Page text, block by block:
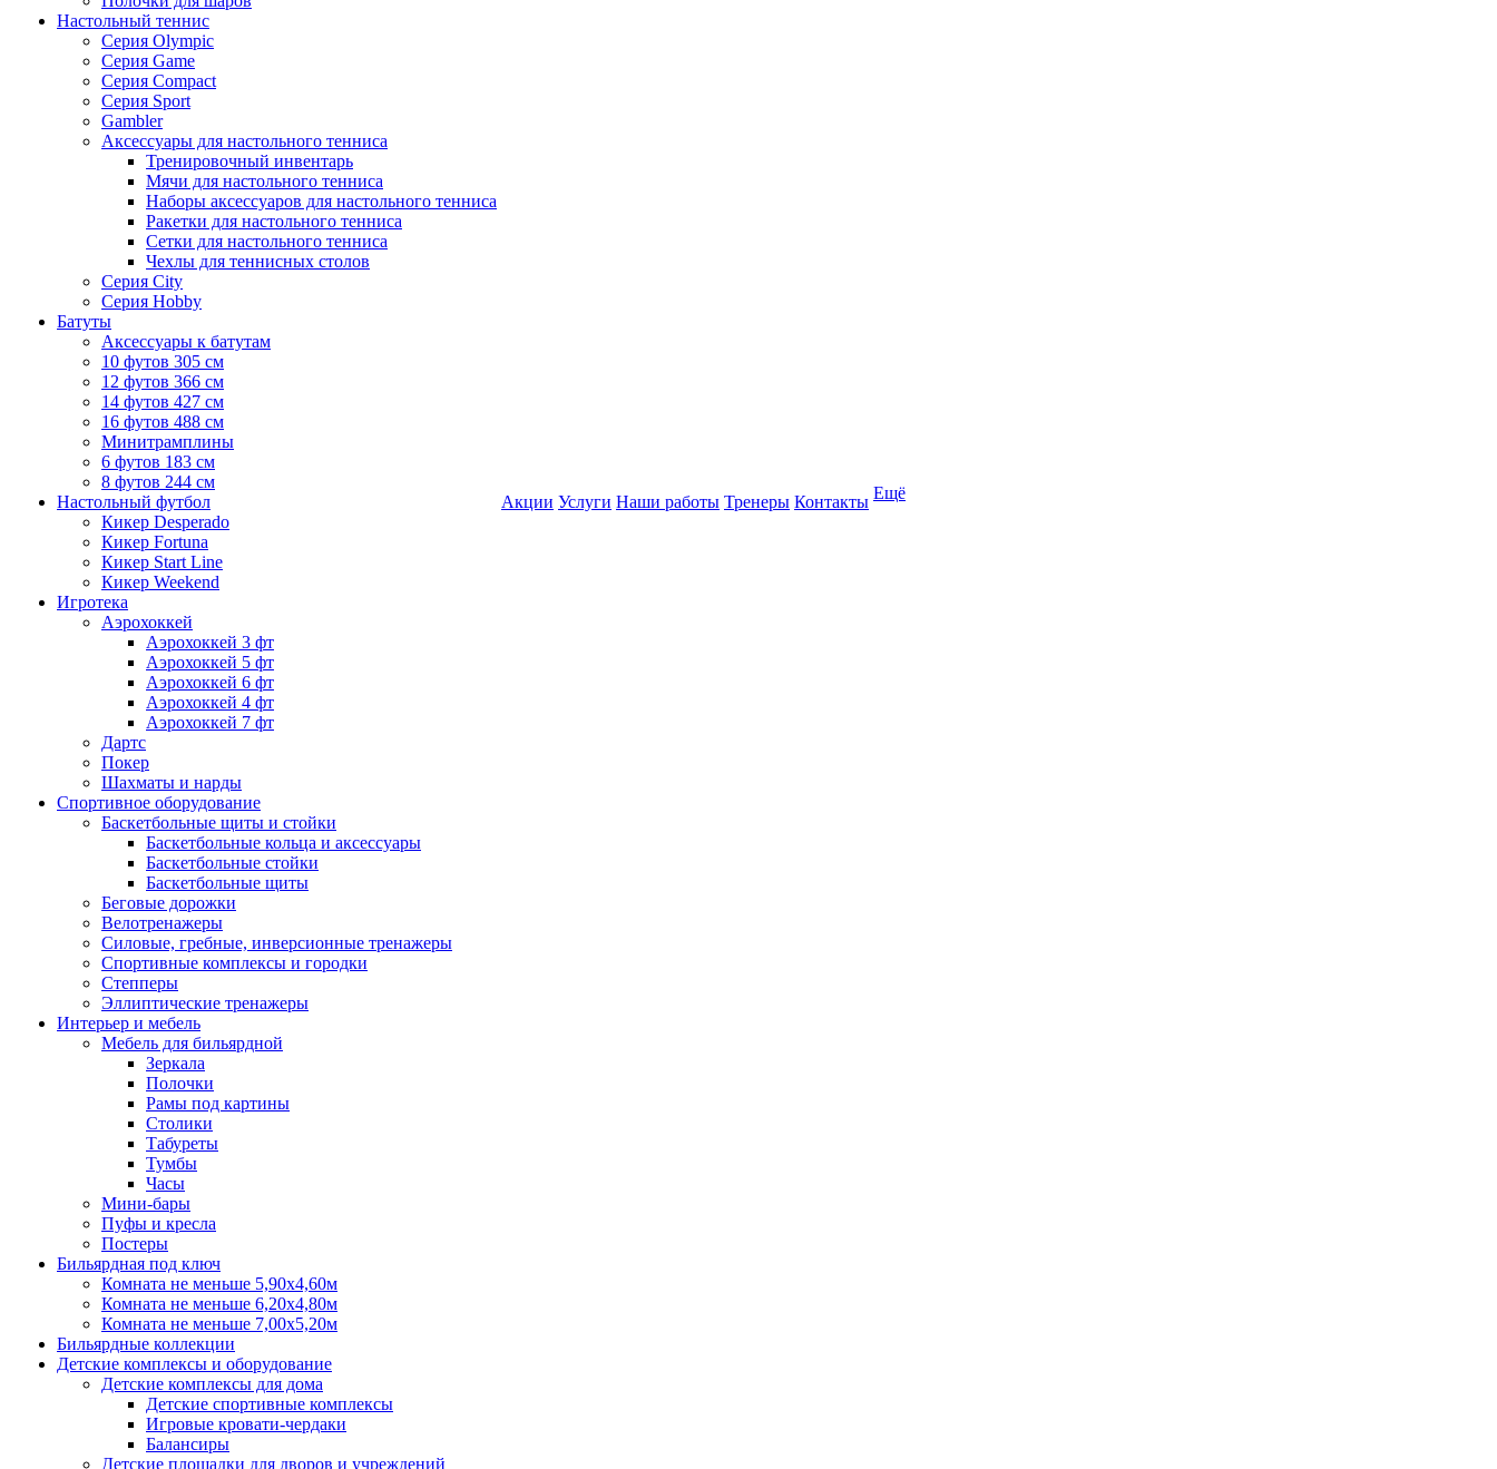
Настольный теннис
Серия Olympic
Серия Game
Серия Compact
Серия Sport
Gambler
Аксессуары для настольного тенниса
Тренировочный инвентарь
Мячи для настольного тенниса
Наборы аксессуаров для настольного тенниса
Ракетки для настольного тенниса
Сетки для настольного тенниса
Чехлы для теннисных столов
Серия City
Серия Hobby
Батуты
Аксессуары к батутам
10 футов 305 см
12 футов 366 см
14 футов 427 см
16 футов 488 см
Минитрамплины
6 футов 183 см
8 футов 244 см
Настольный футбол
Кикер Desperado
Кикер Fortuna
Кикер Start Line
Кикер Weekend
Игротека
Аэрохоккей
Аэрохоккей 3 фт
Аэрохоккей 5 фт
Аэрохоккей 6 фт
Аэрохоккей 4 фт
Аэрохоккей 7 фт
Дартс
Покер
Шахматы и нарды
Спортивное оборудование
Баскетбольные щиты и стойки
Баскетбольные кольца и аксессуары
Баскетбольные стойки
Баскетбольные щиты
Беговые дорожки
Велотренажеры
Силовые, гребные, инверсионные тренажеры
Спортивные комплексы и городки
Степперы
Эллиптические тренажеры
Интерьер и мебель
Мебель для бильярдной
Зеркала
Полочки
Рамы под картины
Столики
Табуреты
Тумбы
Часы
Мини-бары
Пуфы и кресла
Постеры
Бильярдная под ключ
Комната не меньше 5,90х4,60м
Комната не меньше 6,20х4,80м
Комната не меньше 7,00х5,20м
Бильярдные коллекции
Детские комплексы и оборудование
Детские комплексы для дома
Детские спортивные комплексы
Игровые кровати-чердаки
Балансиры
Детские площадки для дворов и учреждений
Акции Услуги Наши работы Тренеры Контакты Ещё